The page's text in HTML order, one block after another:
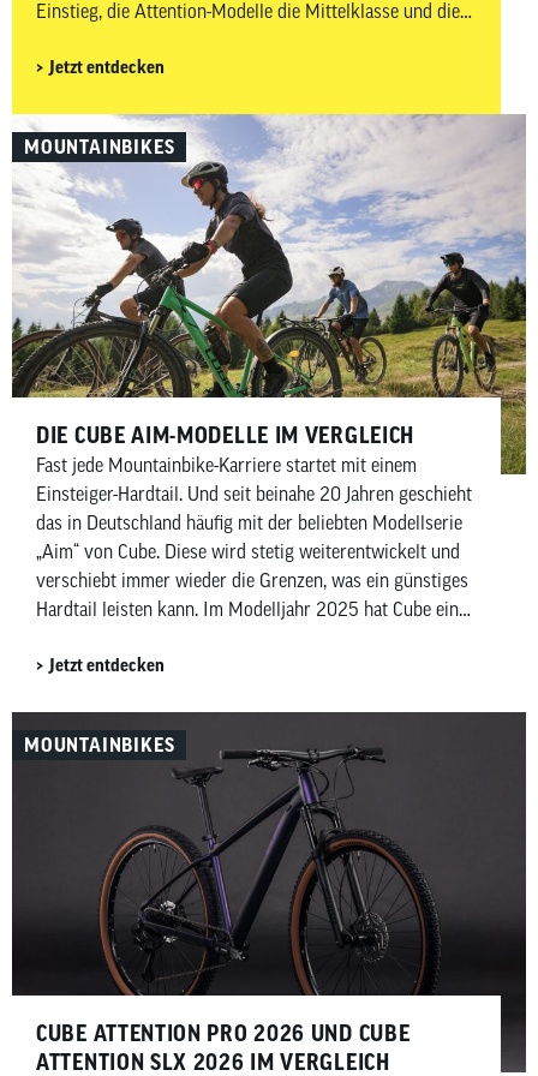
Einstieg, die Attention-Modelle die Mittelklasse und die
In diesem Beitrag schauen wir uns die beiden Reaction-
warum sie in vielen Tests so gut besprochen werden.
Beide Hardtails sind sportlich, tourentauglich und bereit
für die ersten “echten” Trails.
Jetzt entdecken
MOUNTAINBIKES
DIE CUBE AIM-MODELLE IM VERGLEICH
Fast jede Mountainbike-Karriere startet mit einem
Einsteiger-Hardtail. Und seit beinahe 20 Jahren geschieht
das in Deutschland häufig mit der beliebten Modellserie
„Aim“ von Cube. Diese wird stetig weiterentwickelt und
verschiebt immer wieder die Grenzen, was ein günstiges
Hardtail leisten kann. Im Modelljahr 2025 hat Cube eine
(599,00 € UVP) auf eine moderne 1-fach-Schaltung
Jetzt entdecken
MOUNTAINBIKES
CUBE ATTENTION PRO 2026 UND CUBE
ATTENTION SLX 2026 IM VERGLEICH